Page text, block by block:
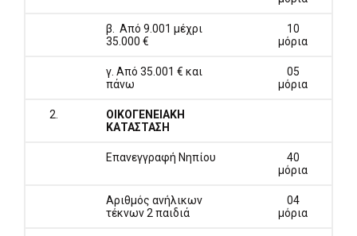
β. Από 9.001 μέχρι
35.000 €
10
μόρια
γ. Από 35.001 € και
πάνω
05
μόρια
2.
ΟΙΚΟΓΕΝΕΙΑΚΗ
ΚΑΤΑΣΤΑΣΗ
Επανεγγραφή Νηπίου
40
μόρια
Αριθμός ανήλικων
τέκνων 2 παιδιά
04
μόρια